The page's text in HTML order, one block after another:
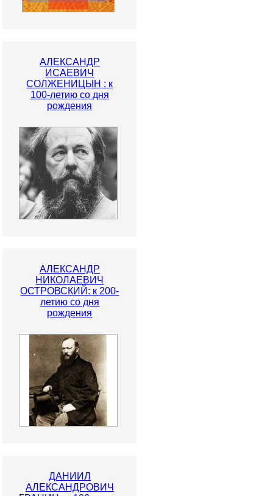
АЛЕКСАНДР
ИСАЕВИЧ
СОЛЖЕНИЦЫН : к
100-летию со дня
рождения
АЛЕКСАНДР
НИКОЛАЕВИЧ
ОСТРОВСКИЙ: к 200-
летию со дня
рождения
ДАНИИЛ
АЛЕКСАНДРОВИЧ